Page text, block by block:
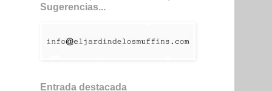
Sugerencias...
Entrada destacada